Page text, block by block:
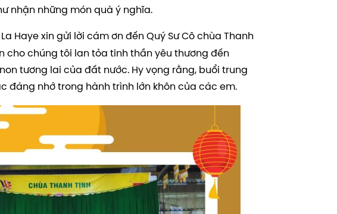
nhận những món quà ý nghĩa.
Haye xin gửi lời cám ơn đến Quý Sư Cô chùa Thanh
cho chúng tôi lan tỏa tinh thần yêu thương đến
tương lai của đất nước. Hy vọng rằng, buổi trung
đáng nhớ trong hành trình lớn khôn của các em.